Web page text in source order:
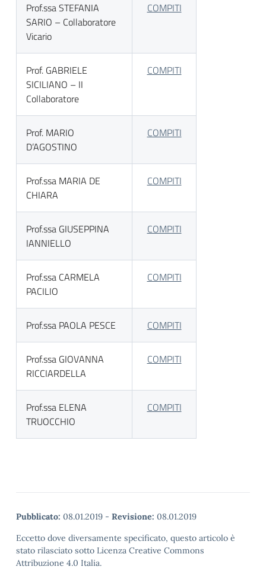
Prof.ssa STEFANIA
SARIO – Collaboratore
Vicario
COMPITI
Prof. GABRIELE
SICILIANO – II
Collaboratore
COMPITI
Prof. MARIO
D’AGOSTINO
COMPITI
Prof.ssa MARIA DE
CHIARA
COMPITI
Prof.ssa GIUSEPPINA
IANNIELLO
COMPITI
Prof.ssa CARMELA
PACILIO
COMPITI
Prof.ssa PAOLA PESCE COMPITI
Prof.ssa GIOVANNA
RICCIARDELLA
COMPITI
Prof.ssa ELENA
TRUOCCHIO
COMPITI
Pubblicato: 08.01.2019 - Revisione: 08.01.2019
Eccetto dove diversamente specificato, questo articolo è
stato rilasciato sotto Licenza Creative Commons
Attribuzione 4.0 Italia.